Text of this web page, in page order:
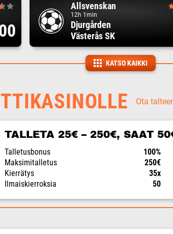
Allsvenskan
12h 1min
Djurgården
Västerås SK
KATSO KAIKKI
Ota
TALLETA 25€ – 250€, SAAT
Talletusbonus
100%
Maksimitalletus
250€
Kierrätys
35x
Ilmaiskierroksia
50